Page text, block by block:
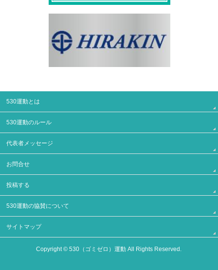
530運動とは
530運動のルール
代表者メッセージ
お問合せ
投稿する
530運動の協賛について
サイトマップ
Copyright ©530（ゴミゼロ）運動 All Rights Reserved.